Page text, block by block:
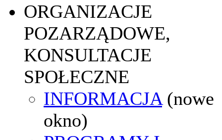
ORGANIZACJE
POZARZĄDOWE,
KONSULTACJE
SPOŁECZNE
INFORMACJA (nowe
okno)